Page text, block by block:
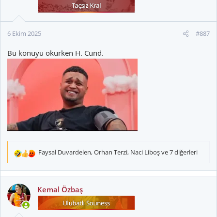
6 Ekim 2025 #887
Bu konuyu okurken H. Cund.
T
k
i
l
Faysal Duvardelen,Orhan Terzi, Naci Liboşve 7 diğerleri
Kemal Özbaş